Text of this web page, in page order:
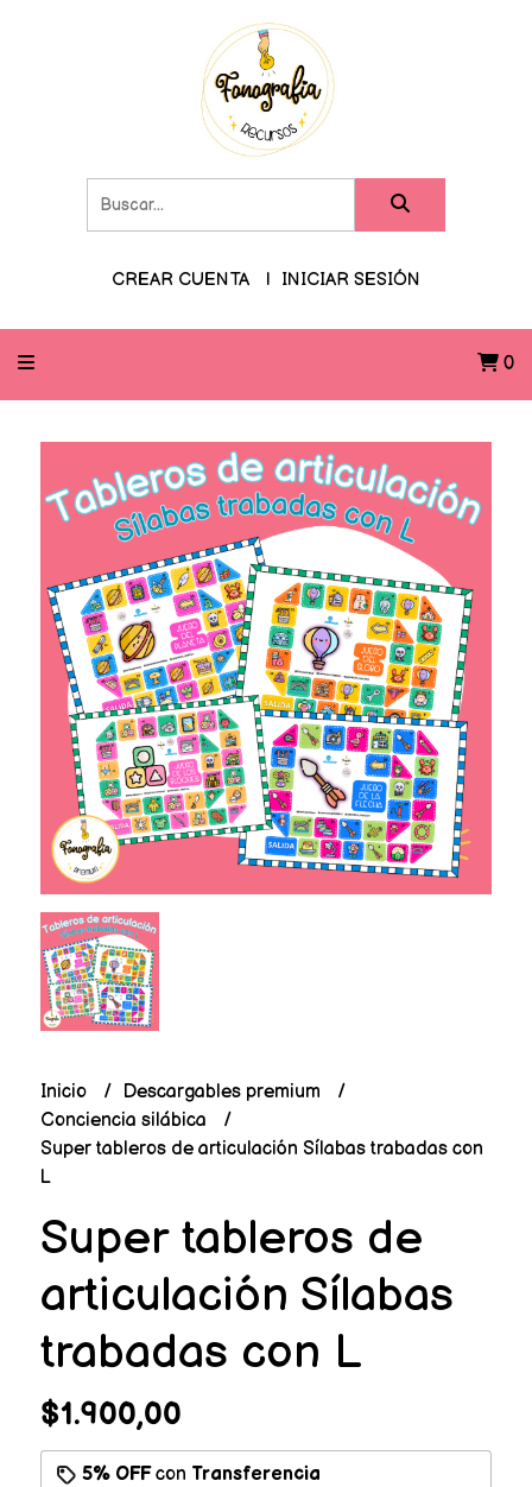
CREAR CUENTA INICIAR SESIÓN
0
Inicio
Descargables premium
Conciencia silábica
Super tableros de articulación Sílabas trabadas con
L
Super tableros de
articulación Sílabas
trabadas con L
$1.900,00
5% OFFcon Transferencia